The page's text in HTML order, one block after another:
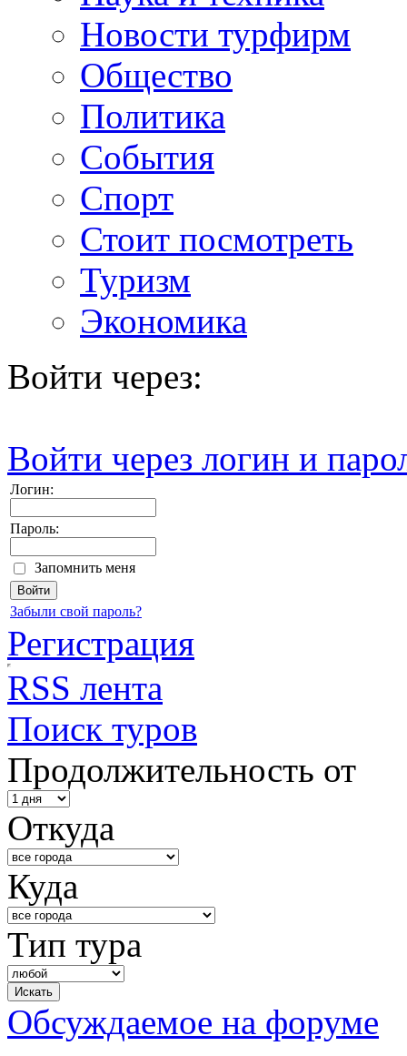
Новости турфирм
Общество
Политика
События
Спорт
Стоит посмотреть
Туризм
Экономика
Войти через:
Войти через логин и
Логин:
Пароль:
Запомнить меня
Забыли свой пароль?
Регистрация
RSS лента
Поиск туров
Продолжительность от
Откуда
Куда
Тип тура
Обсуждаемое на форуме